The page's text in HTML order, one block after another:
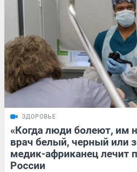
ЗДОРОВЬЕ
«Когда люди болеют, им
врач белый, черный или
медик-африканец лечит
России